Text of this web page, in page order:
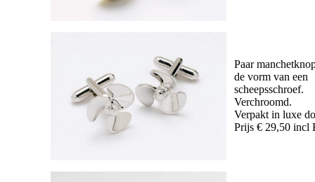
Paar
de vorm van een
scheepsschroef.
Verchroomd.
Verpakt in luxe
Prijs € 29,50 incl